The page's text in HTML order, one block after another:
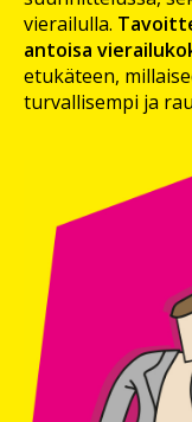
vierailulla.
antoisa
etukäteen,
turvallisempi ja